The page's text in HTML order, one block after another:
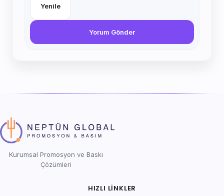
Yenile
Yorum Gönder
Kurumsal Promosyon ve Baskı
Çözümleri
HIZLI LINKLER